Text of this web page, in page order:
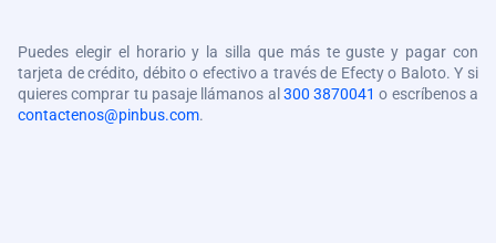
Puedes elegir el horario y la silla que más te guste y pagar con
tarjeta de crédito, débito o efectivo a través de Efecty o Baloto. Y si
quieres comprar tu pasaje llámanos al 300 3870041 o escríbenos a
contactenos@pinbus.com.